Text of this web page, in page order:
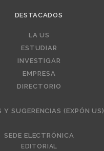
DESTACADOS
LA US
ESTUDIAR
INVESTIGAR
EMPRESA
DIRECTORIO
Y SUGERENCIAS (EXPÓN US)
SEDE ELECTRÓNICA
EDITORIAL